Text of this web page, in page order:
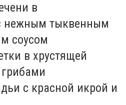
в
нежным тыквенным
соусом
в хрустящей
с красной икрой и